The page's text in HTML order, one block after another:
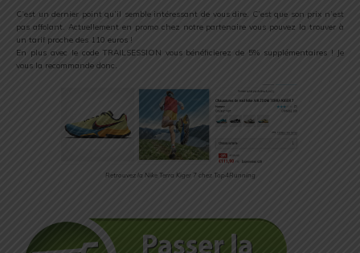
C’est un dernier point qu’il semble intéressant de vous dire. C’est que son prix n’est
pas affolant. Actuellement en promo chez notre partenaire vous pouvez la trouver à
un tarif proche des 110 euros !
En plus avec le code TRAILSESSION vous bénéficierez de 5% supplémentaires ! Je
vous la recommande donc.
Retrouvez la Nike Terra Kiger 7 chez Top4Running